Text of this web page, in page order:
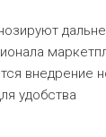
внедрение
удобства